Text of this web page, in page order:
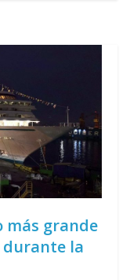
más grande
durante la